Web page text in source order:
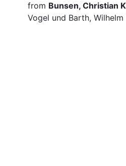
from Bunsen, Christian
Vogel und Barth,